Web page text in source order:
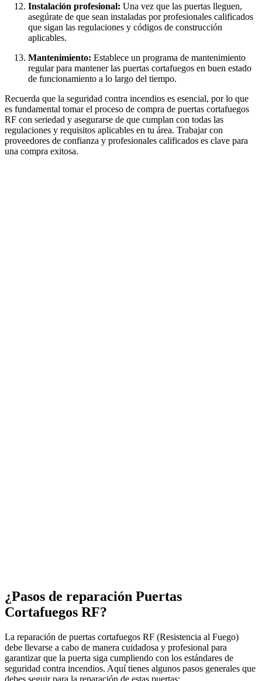
Instalación profesional: Una vez que las puertas lleguen,
asegúrate de que sean instaladas por profesionales calificados
que sigan las regulaciones y códigos de construcción
aplicables.
Mantenimiento: Establece un programa de mantenimiento
regular para mantener las puertas cortafuegos en buen estado
de funcionamiento a lo largo del tiempo.
Recuerda que la seguridad contra incendios es esencial, por lo que
es fundamental tomar el proceso de compra de puertas cortafuegos
RF con seriedad y asegurarse de que cumplan con todas las
regulaciones y requisitos aplicables en tu área. Trabajar con
proveedores de confianza y profesionales calificados es clave para
una compra exitosa.
¿Pasos de reparación Puertas
Cortafuegos RF?
La reparación de puertas cortafuegos RF (Resistencia al Fuego)
debe llevarse a cabo de manera cuidadosa y profesional para
garantizar que la puerta siga cumpliendo con los estándares de
seguridad contra incendios. Aquí tienes algunos pasos generales que